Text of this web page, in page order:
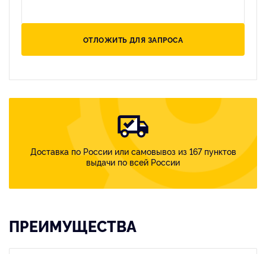
ОТЛОЖИТЬ ДЛЯ ЗАПРОСА
Доставка по России или самовывоз из 167 пунктов
выдачи по всей России
ПРЕИМУЩЕСТВА